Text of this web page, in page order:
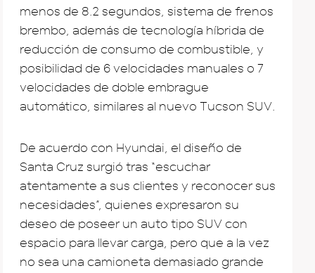
menos de 8.2 segundos, sistema de frenos
brembo, además de tecnología híbrida de
reducción de consumo de combustible, y
posibilidad de 6 velocidades manuales o 7
velocidades de doble embrague
automático, similares al nuevo Tucson SUV.
De acuerdo con Hyundai, el diseño de
Santa Cruz surgió tras “escuchar
atentamente a sus clientes y reconocer sus
necesidades”, quienes expresaron su
deseo de poseer un auto tipo SUV con
espacio para llevar carga, pero que a la vez
no sea una camioneta demasiado grande